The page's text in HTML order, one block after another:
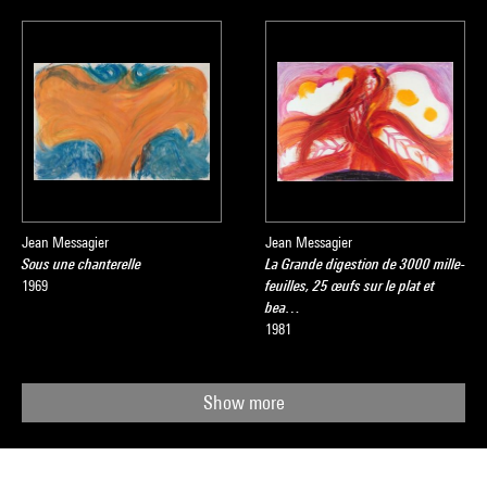
Jean Messagier
Sous une chanterelle
1969
Jean Messagier
La Grande digestion de 3000 mille-
feuilles, 25 œufs sur le plat et
bea…
1981
Show more